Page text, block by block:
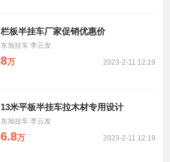
栏板半挂车厂家促销优惠价
东旭挂车 李云发
8万 2023-2-11 12:19
13米平板半挂车拉木材专用设计
东旭挂车 李云发
6.8万 2023-2-11 12:19